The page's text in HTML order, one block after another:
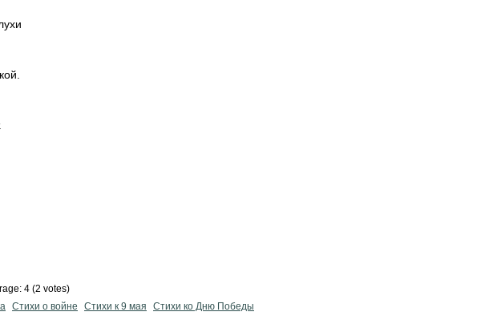
4 (2 votes)
Стихи о войне Стихи к 9 мая Стихи ко Дню Победы